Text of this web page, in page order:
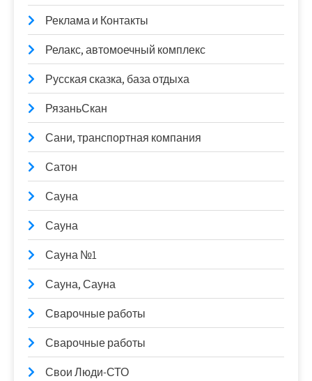
Реклама и Контакты
Релакс, автомоечный комплекс
Русская сказка, база отдыха
РязаньСкан
Сани, транспортная компания
Сатон
Сауна
Сауна
Сауна №1
Сауна, Сауна
Сварочные работы
Сварочные работы
Свои Люди-СТО